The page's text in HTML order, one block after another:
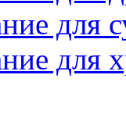
для
для